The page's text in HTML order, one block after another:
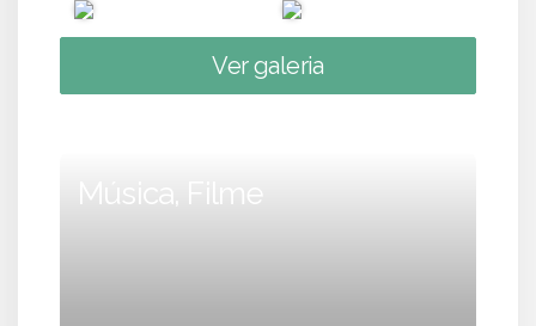
Ver galeria
Música, Filme